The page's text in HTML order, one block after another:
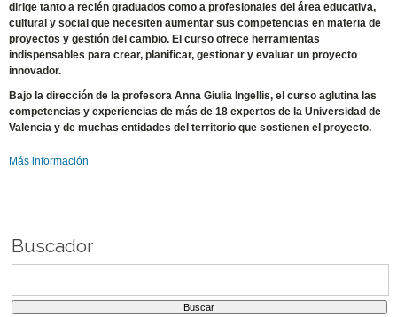
dirige tanto a recién graduados como a profesionales del área educativa,
cultural y social que necesiten aumentar sus competencias en materia de
proyectos y gestión del cambio. El curso ofrece herramientas
indispensables para crear, planificar, gestionar y evaluar un proyecto
innovador.
Bajo la dirección de la profesora Anna Giulia Ingellis, el curso aglutina las
competencias y experiencias de más de 18 expertos de la Universidad de
Valencia y de muchas entidades del territorio que sostienen el proyecto.
Más información
Buscador